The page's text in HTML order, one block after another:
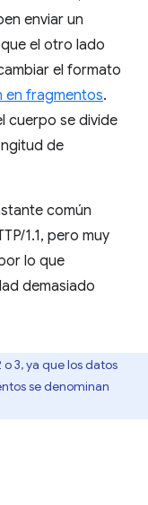
enviar un
el otro lado
el formato
en fragmentos.
cuerpo se divide
de
común
1.1, pero muy
lo que
demasiado
o 3, ya que los datos
se denominan